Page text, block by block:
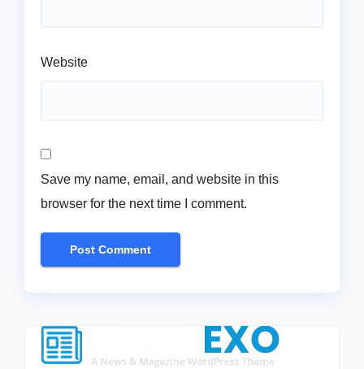
Website
Save my name, email, and website in this
browser for the next time I comment.